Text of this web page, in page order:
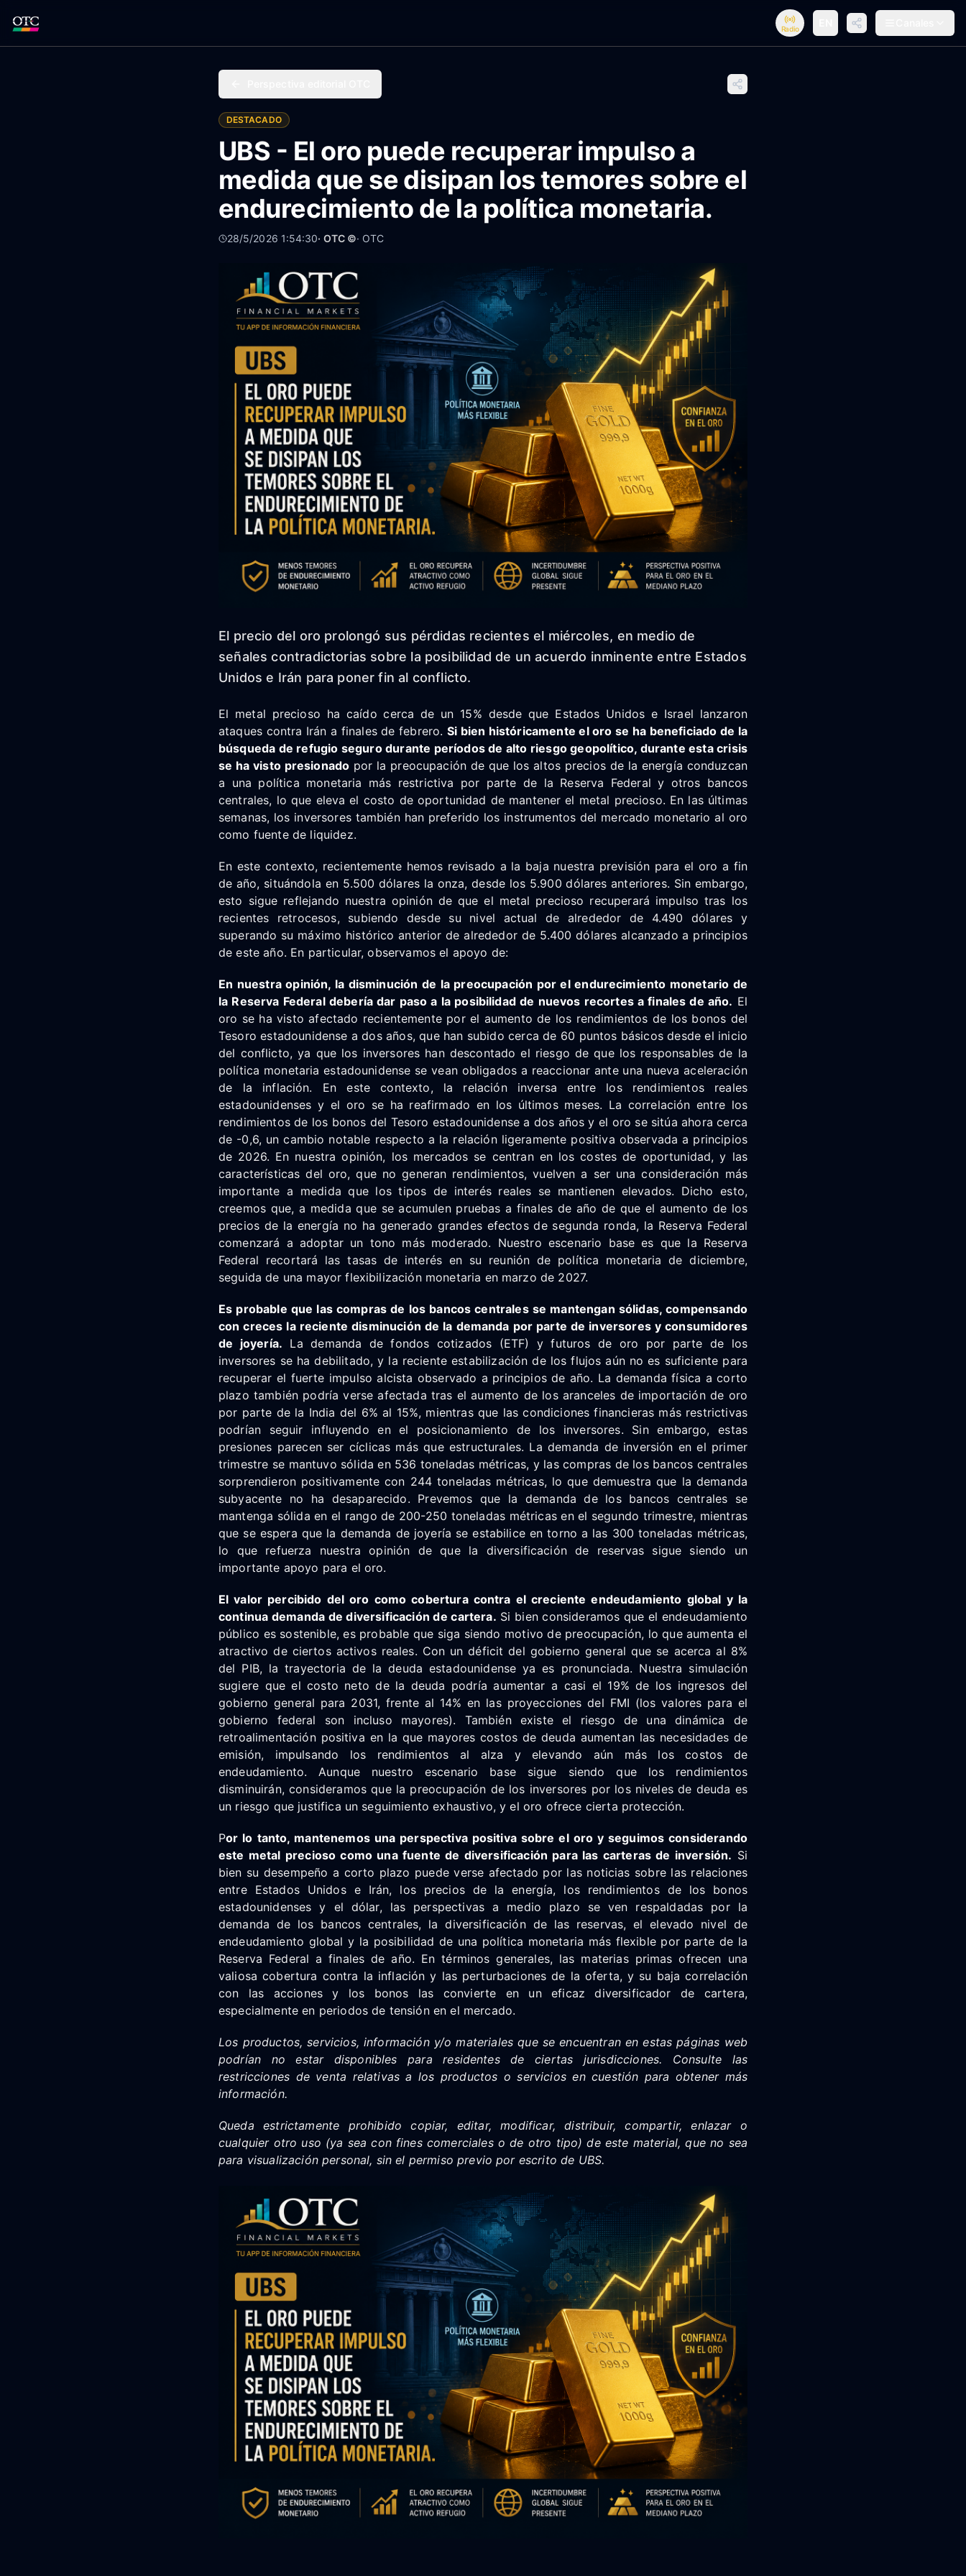
Radio
DESTACADO
UBS - El oro puede recuperar impulso a
medida que se disipan los temores sobre el
endurecimiento de la política monetaria.
28/5/2026 1:54:30· OTC ©· OTC
El precio del oro prolongó sus pérdidas recientes el miércoles, en medio de
señales contradictorias sobre la posibilidad de un acuerdo inminente entre Estados
Unidos e Irán para poner fin al conflicto.
El metal precioso ha caído cerca de un 15% desde que Estados Unidos e Israel lanzaron
ataques contra Irán a finales de febrero. Si bien históricamente el oro se ha beneficiado de la
búsqueda de refugio seguro durante períodos de alto riesgo geopolítico, durante esta crisis
se ha visto presionado por la preocupación de que los altos precios de la energía conduzcan
a una política monetaria más restrictiva por parte de la Reserva Federal y otros bancos
centrales, lo que eleva el costo de oportunidad de mantener el metal precioso. En las últimas
semanas, los inversores también han preferido los instrumentos del mercado monetario al oro
como fuente de liquidez.
En este contexto, recientemente hemos revisado a la baja nuestra previsión para el oro a fin
de año, situándola en 5.500 dólares la onza, desde los 5.900 dólares anteriores. Sin embargo,
esto sigue reflejando nuestra opinión de que el metal precioso recuperará impulso tras los
recientes retrocesos, subiendo desde su nivel actual de alrededor de 4.490 dólares y
superando su máximo histórico anterior de alrededor de 5.400 dólares alcanzado a principios
de este año. En particular, observamos el apoyo de:
En nuestra opinión, la disminución de la preocupación por el endurecimiento monetario de
la Reserva Federal debería dar paso a la posibilidad de nuevos recortes a finales de año. El
oro se ha visto afectado recientemente por el aumento de los rendimientos de los bonos del
Tesoro estadounidense a dos años, que han subido cerca de 60 puntos básicos desde el inicio
del conflicto, ya que los inversores han descontado el riesgo de que los responsables de la
política monetaria estadounidense se vean obligados a reaccionar ante una nueva aceleración
de la inflación. En este contexto, la relación inversa entre los rendimientos reales
estadounidenses y el oro se ha reafirmado en los últimos meses. La correlación entre los
rendimientos de los bonos del Tesoro estadounidense a dos años y el oro se sitúa ahora cerca
de -0,6, un cambio notable respecto a la relación ligeramente positiva observada a principios
de 2026. En nuestra opinión, los mercados se centran en los costes de oportunidad, y las
características del oro, que no generan rendimientos, vuelven a ser una consideración más
importante a medida que los tipos de interés reales se mantienen elevados. Dicho esto,
creemos que, a medida que se acumulen pruebas a finales de año de que el aumento de los
precios de la energía no ha generado grandes efectos de segunda ronda, la Reserva Federal
comenzará a adoptar un tono más moderado. Nuestro escenario base es que la Reserva
Federal recortará las tasas de interés en su reunión de política monetaria de diciembre,
seguida de una mayor flexibilización monetaria en marzo de 2027.
Es probable que las compras de los bancos centrales se mantengan sólidas, compensando
con creces la reciente disminución de la demanda por parte de inversores y consumidores
de joyería. La demanda de fondos cotizados (ETF) y futuros de oro por parte de los
inversores se ha debilitado, y la reciente estabilización de los flujos aún no es suficiente para
recuperar el fuerte impulso alcista observado a principios de año. La demanda física a corto
plazo también podría verse afectada tras el aumento de los aranceles de importación de oro
por parte de la India del 6% al 15%, mientras que las condiciones financieras más restrictivas
podrían seguir influyendo en el posicionamiento de los inversores. Sin embargo, estas
presiones parecen ser cíclicas más que estructurales. La demanda de inversión en el primer
trimestre se mantuvo sólida en 536 toneladas métricas, y las compras de los bancos centrales
sorprendieron positivamente con 244 toneladas métricas, lo que demuestra que la demanda
subyacente no ha desaparecido. Prevemos que la demanda de los bancos centrales se
mantenga sólida en el rango de 200-250 toneladas métricas en el segundo trimestre, mientras
que se espera que la demanda de joyería se estabilice en torno a las 300 toneladas métricas,
lo que refuerza nuestra opinión de que la diversificación de reservas sigue siendo un
importante apoyo para el oro.
El valor percibido del oro como cobertura contra el creciente endeudamiento global y la
continua demanda de diversificación de cartera. Si bien consideramos que el endeudamiento
público es sostenible, es probable que siga siendo motivo de preocupación, lo que aumenta el
atractivo de ciertos activos reales. Con un déficit del gobierno general que se acerca al 8%
del PIB, la trayectoria de la deuda estadounidense ya es pronunciada. Nuestra simulación
sugiere que el costo neto de la deuda podría aumentar a casi el 19% de los ingresos del
gobierno general para 2031, frente al 14% en las proyecciones del FMI (los valores para el
gobierno federal son incluso mayores). También existe el riesgo de una dinámica de
retroalimentación positiva en la que mayores costos de deuda aumentan las necesidades de
emisión, impulsando los rendimientos al alza y elevando aún más los costos de
endeudamiento. Aunque nuestro escenario base sigue siendo que los rendimientos
disminuirán, consideramos que la preocupación de los inversores por los niveles de deuda es
un riesgo que justifica un seguimiento exhaustivo, y el oro ofrece cierta protección.
Por lo tanto, mantenemos una perspectiva positiva sobre el oro y seguimos considerando
este metal precioso como una fuente de diversificación para las carteras de inversión. Si
bien su desempeño a corto plazo puede verse afectado por las noticias sobre las relaciones
entre Estados Unidos e Irán, los precios de la energía, los rendimientos de los bonos
estadounidenses y el dólar, las perspectivas a medio plazo se ven respaldadas por la
demanda de los bancos centrales, la diversificación de las reservas, el elevado nivel de
endeudamiento global y la posibilidad de una política monetaria más flexible por parte de la
Reserva Federal a finales de año. En términos generales, las materias primas ofrecen una
valiosa cobertura contra la inflación y las perturbaciones de la oferta, y su baja correlación
con las acciones y los bonos las convierte en un eficaz diversificador de cartera,
especialmente en periodos de tensión en el mercado.
Los productos, servicios, información y/o materiales que se encuentran en estas páginas web
podrían no estar disponibles para residentes de ciertas jurisdicciones. Consulte las
restricciones de venta relativas a los productos o servicios en cuestión para obtener más
información.
Queda estrictamente prohibido copiar, editar, modificar, distribuir, compartir, enlazar o
cualquier otro uso (ya sea con fines comerciales o de otro tipo) de este material, que no sea
para visualización personal, sin el permiso previo por escrito de UBS.